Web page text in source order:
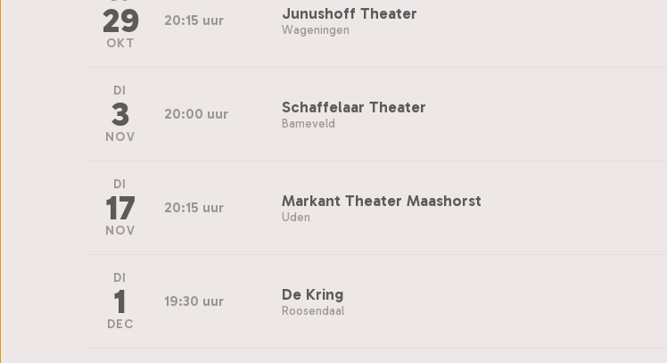
29
OKT
20:15 uur Junushoff Theater
Wageningen
DI
3
NOV
20:00 uur Schaffelaar Theater
Barneveld
DI
17
NOV
20:15 uur Markant Theater Maashorst
Uden
DI
1
DEC
19:30 uur De Kring
Roosendaal